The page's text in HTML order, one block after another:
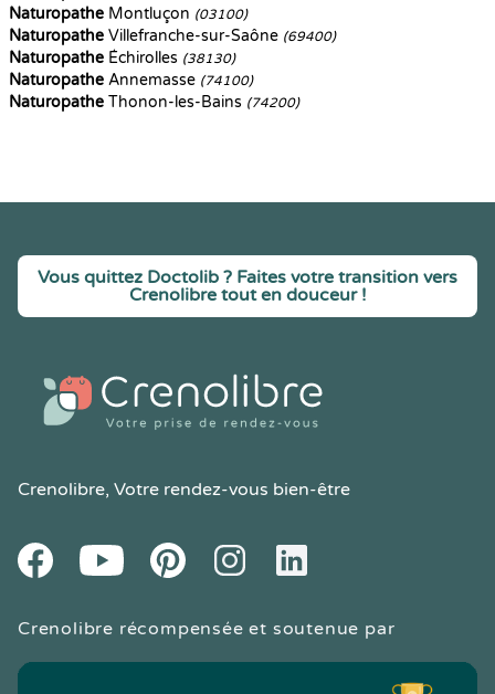
Naturopathe Montluçon (03100)
Naturopathe Villefranche-sur-Saône (69400)
Naturopathe Échirolles (38130)
Naturopathe Annemasse (74100)
Naturopathe Thonon-les-Bains (74200)
Vous quittez Doctolib ? Faites votre transition vers
Crenolibre tout en douceur !
Crenolibre, Votre rendez-vous bien-être
FacebookYoutube PinteresetInstagramLinkedIn
Crenolibre récompensée et soutenue par